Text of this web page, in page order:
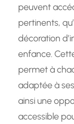
peuvent
pertinents,
décoration
enfance.
permet à
adaptée à
ainsi une
accessible